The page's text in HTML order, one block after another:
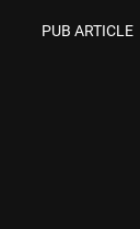
PUB ARTICLE